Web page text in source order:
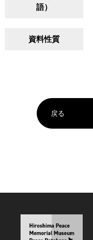
語）
資料性質
戻る